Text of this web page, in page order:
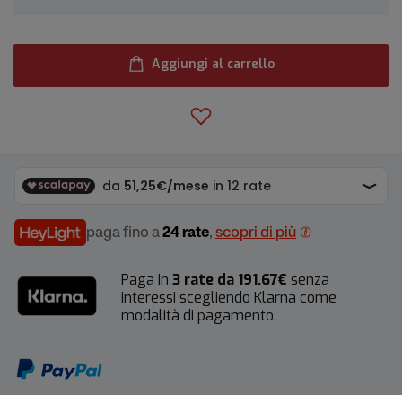
Aggiungi al carrello
paga fino a 24 rate, scopri di più
Paga in 3 rate da 191.67€ senza
interessi scegliendo Klarna come
modalità di pagamento.